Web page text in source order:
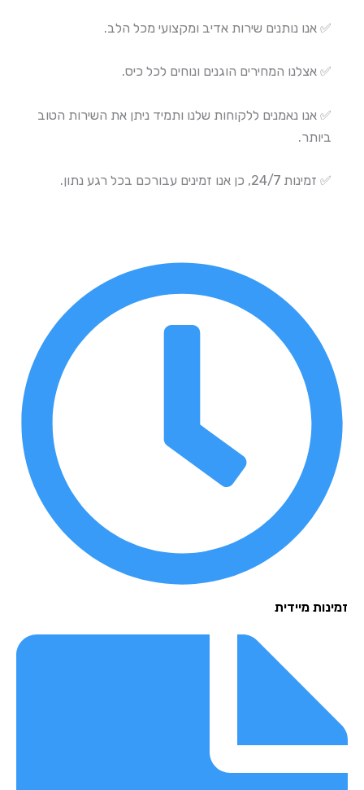
✅ אנו נותנים שירות אדיב ומקצועי מכל הלב.
✅ אצלנו המחירים הוגנים ונוחים לכל כיס.
✅ אנו נאמנים ללקוחות שלנו ותמיד ניתן את השירות הטוב
ביותר.
✅ זמינות 24/7, כן אנו זמינים עבורכם בכל רגע נתון.
זמינות מיידית